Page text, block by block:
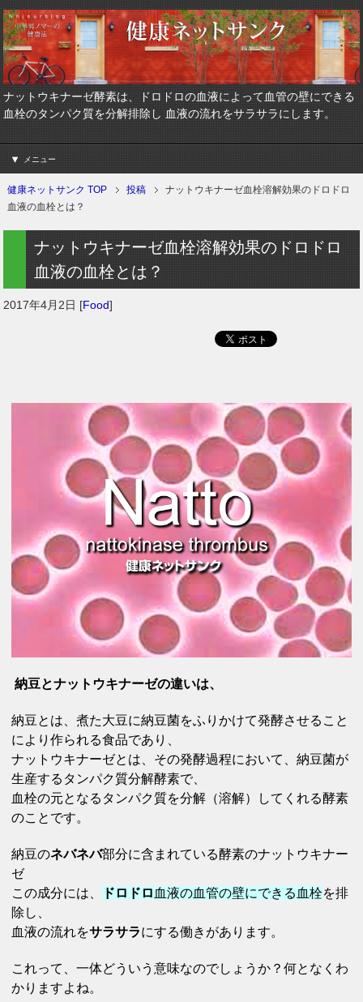
ナットウキナーゼ酵素は、ドロドロの血液によって血管の壁にできる
血栓のタンパク質を分解排除し 血液の流れをサラサラにします。
メニュー
健康ネットサンク TOP 投稿
ナットウキナーゼ血栓溶解効果のドロドロ
血液の血栓とは？
ナットウキナーゼ血栓溶解効果のドロドロ
血液の血栓とは？
2017年4月2日 [Food]
納豆とナットウキナーゼの違いは、
納豆とは、煮た大豆に納豆菌をふりかけて発酵させること
により作られる食品であり、
ナットウキナーゼとは、その発酵過程において、納豆菌が
生産するタンパク質分解酵素で、
血栓の元となるタンパク質を分解（溶解）してくれる酵素
のことです。
納豆のネバネバ部分に含まれている酵素のナットウキナー
ゼ
この成分には、
ドロドロ 血液の血管の壁にできる血栓を排
除し、
血液の流れをサラサラにする働きがあります。
これって、一体どういう意味なのでしょうか？何となくわ
かりますよね。